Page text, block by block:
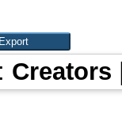
Creators